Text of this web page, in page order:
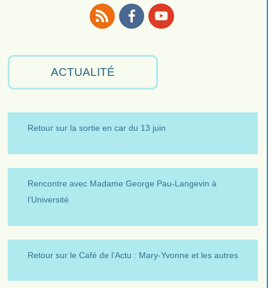
ACTUALITÉ
Retour sur la sortie en car du 13 juin
Rencontre avec Madame George Pau-Langevin à
l’Université
Retour sur le Café de l’Actu : Mary-Yvonne et les autres